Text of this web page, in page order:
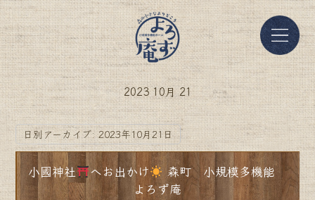
2023 10月 21
日別アーカイブ:2023年10月21日
小國神社 へお出かけ
森町 小規模多機能
よろず庵